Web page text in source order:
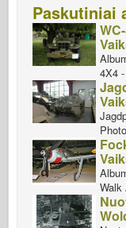
Paskutiniai
4X4
Walk